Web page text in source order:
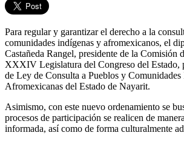
Para regular y garantizar el derecho a la
comunidades indígenas y afromexicanos, el
Castañeda Rangel, presidente de la Comisión
XXXIV Legislatura del Congreso del Estado,
de Ley de Consulta a Pueblos y Comunidades
Afromexicanas del Estado de Nayarit.
Asimismo, con este nuevo ordenamiento se
procesos de participación se realicen de
informada, así como de forma culturalmente